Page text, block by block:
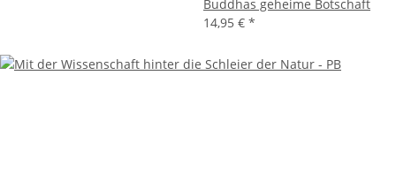
Buddhas geheime Botschaft
14,95 € *